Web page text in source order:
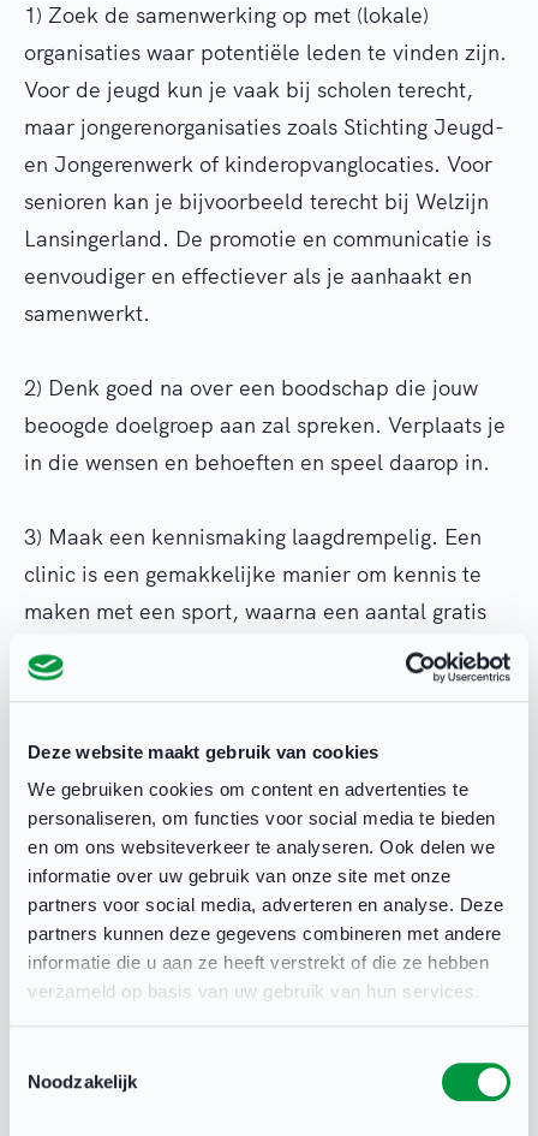
Deze website maakt gebruik van cookies
We gebruiken cookies om content en advertenties te
personaliseren, om functies voor social media te bieden
en om ons websiteverkeer te analyseren. Ook delen we
informatie over uw gebruik van onze site met onze
partners voor social media, adverteren en analyse. Deze
partners kunnen deze gegevens combineren met andere
informatie die u aan ze heeft verstrekt of die ze hebben
verzameld op basis van uw gebruik van hun services.
Noodzakelijk
1) Zoek de samenwerking op met (lokale)
organisaties waar potentiële leden te vinden zijn.
Voor de jeugd kun je vaak bij scholen terecht,
maar jongerenorganisaties zoals Stichting Jeugd-
en Jongerenwerk of kinderopvanglocaties. Voor
senioren kan je bijvoorbeeld terecht bij Welzijn
Lansingerland. De promotie en communicatie is
eenvoudiger en effectiever als je aanhaakt en
samenwerkt.
2) Denk goed na over een boodschap die jouw
beoogde doelgroep aan zal spreken. Verplaats je
in die wensen en behoeften en speel daarop in.
3) Maak een kennismaking laagdrempelig. Een
clinic is een gemakkelijke manier om kennis te
maken met een sport, waarna een aantal gratis
proeftrainingen mensen verder over de drempel
helpt. Hiervoor kun je je ook aanmelden bij
inwoners helpt om gratis proeflessen aan te
vragen. Wat ook kan helpen is om de huidige
leden te vragen om een kennis, vriend of vriendin
uit te nodigen. Samen sporten is immers toch
gezellig!
Ledenbehoud
Om je leden aan je vereniging te binden, dien je
hen centraal te stellen. Wat zijn hun